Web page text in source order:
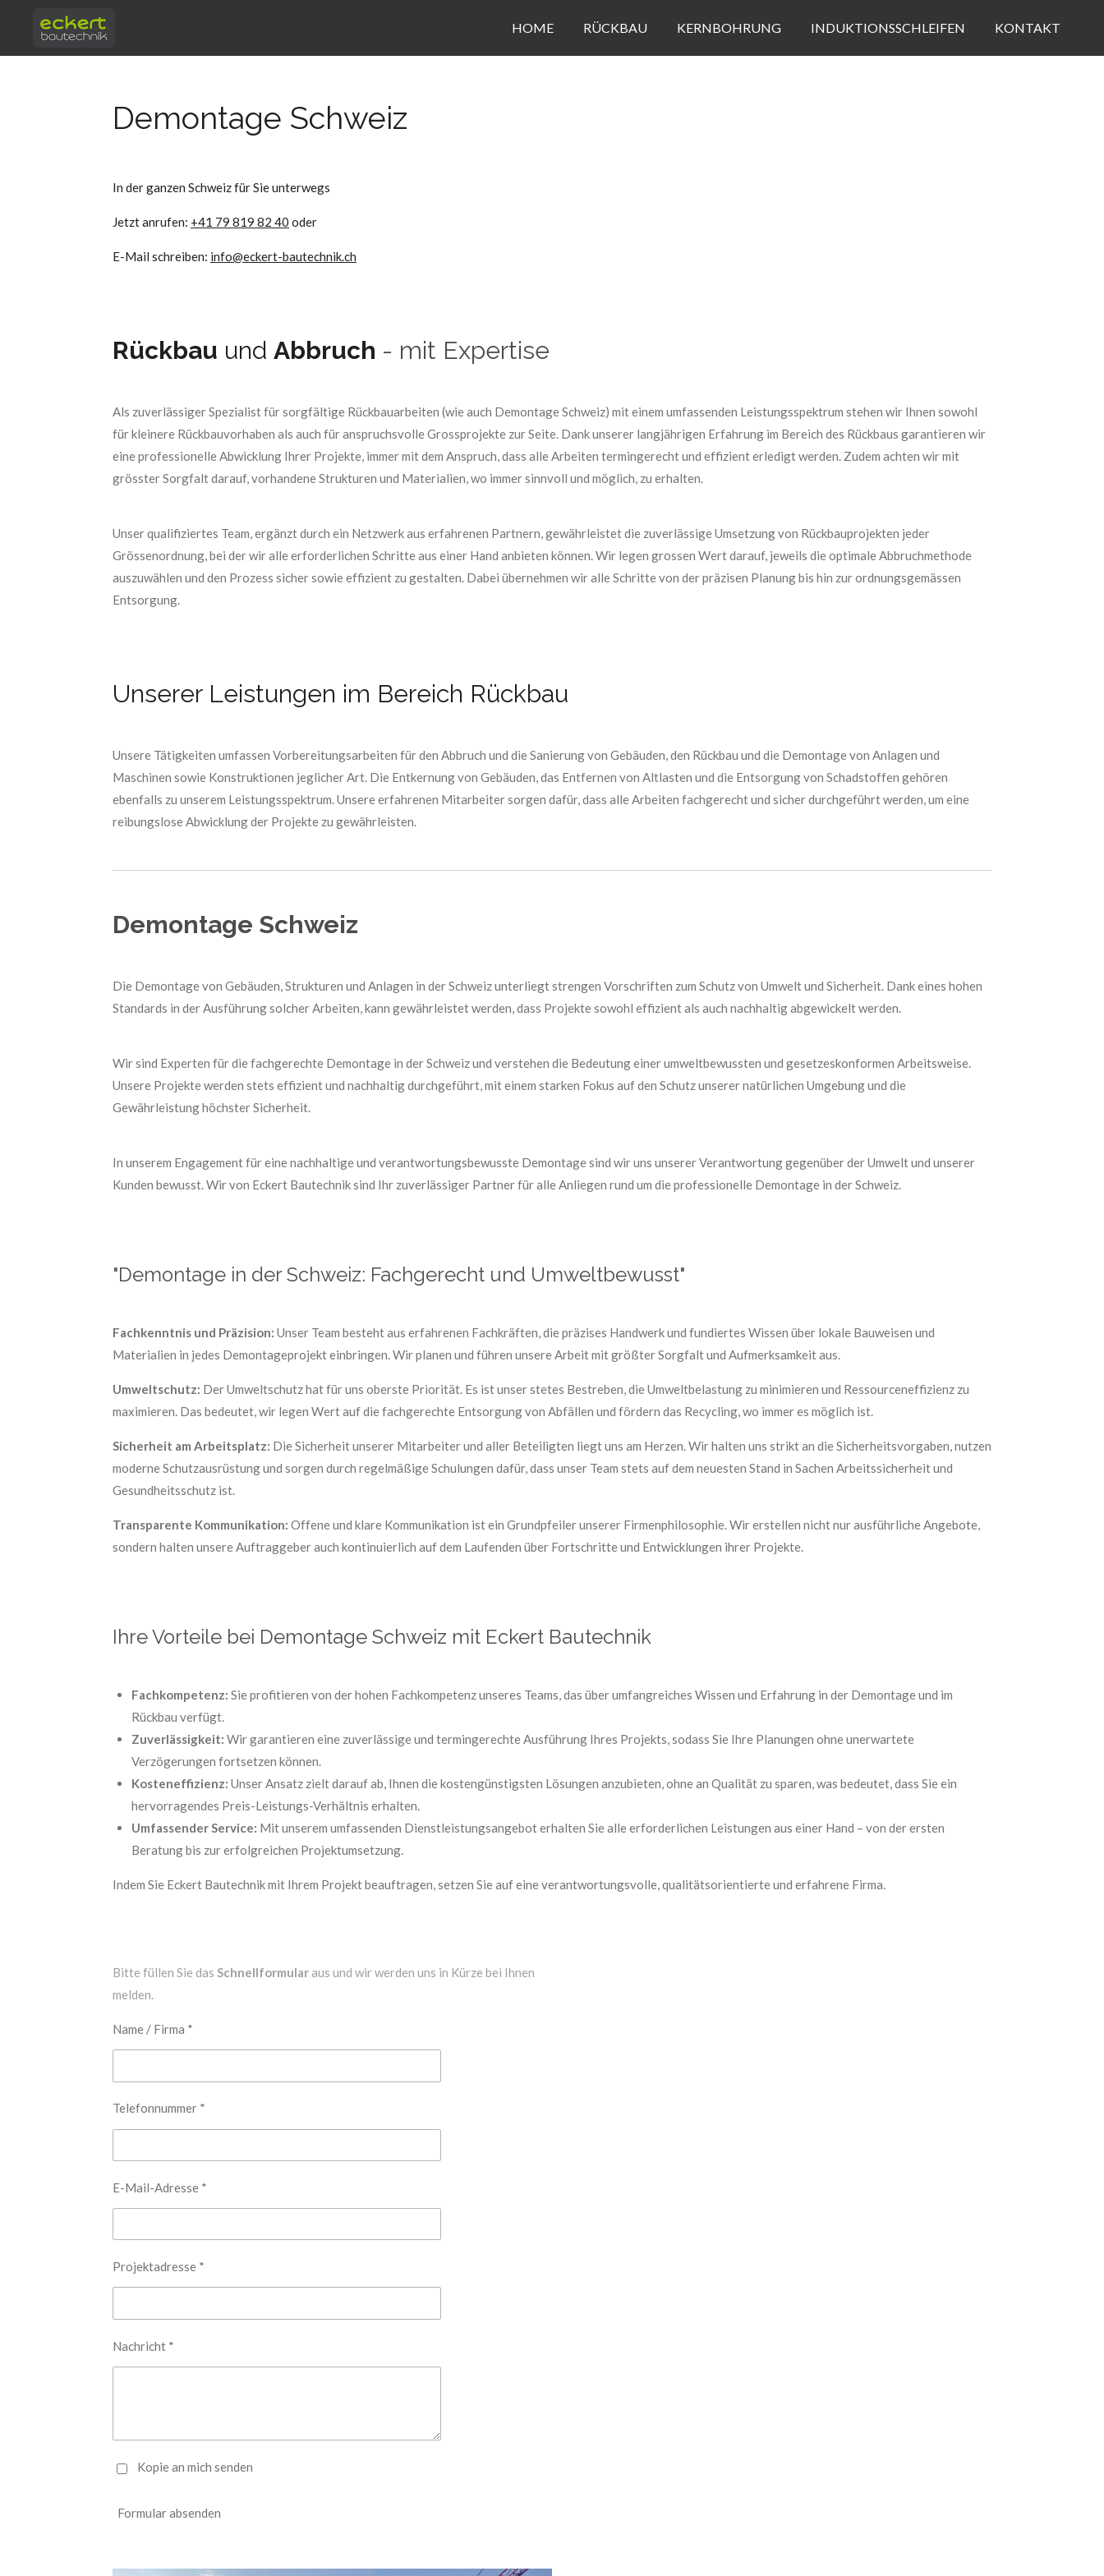
Hauptinhalt
HOME RÜCKBAU KERNBOHRUNG INDUKTIONSSCHLEIFEN KONTAKT
Demontage Schweiz
In der ganzen Schweiz für Sie unterwegs
Jetzt anrufen: +41 79 819 82 40 oder
E-Mail schreiben: info@eckert-bautechnik.ch
Rückbau und Abbruch - mit Expertise
Als zuverlässiger Spezialist für sorgfältige Rückbauarbeiten (wie auch Demontage Schweiz) mit einem umfassenden Leistungsspektrum stehen wir Ihnen sowohl
für kleinere Rückbauvorhaben als auch für anspruchsvolle Grossprojekte zur Seite. Dank unserer langjährigen Erfahrung im Bereich des Rückbaus garantieren wir
eine professionelle Abwicklung Ihrer Projekte, immer mit dem Anspruch, dass alle Arbeiten termingerecht und effizient erledigt werden. Zudem achten wir mit
grösster Sorgfalt darauf, vorhandene Strukturen und Materialien, wo immer sinnvoll und möglich, zu erhalten.
Unser qualifiziertes Team, ergänzt durch ein Netzwerk aus erfahrenen Partnern, gewährleistet die zuverlässige Umsetzung von Rückbauprojekten jeder
Grössenordnung, bei der wir alle erforderlichen Schritte aus einer Hand anbieten können. Wir legen grossen Wert darauf, jeweils die optimale Abbruchmethode
auszuwählen und den Prozess sicher sowie effizient zu gestalten. Dabei übernehmen wir alle Schritte von der präzisen Planung bis hin zur ordnungsgemässen
Entsorgung.
Unserer Leistungen im Bereich Rückbau
Unsere Tätigkeiten umfassen Vorbereitungsarbeiten für den Abbruch und die Sanierung von Gebäuden, den Rückbau und die Demontage von Anlagen und
Maschinen sowie Konstruktionen jeglicher Art. Die Entkernung von Gebäuden, das Entfernen von Altlasten und die Entsorgung von Schadstoffen gehören
ebenfalls zu unserem Leistungsspektrum. Unsere erfahrenen Mitarbeiter sorgen dafür, dass alle Arbeiten fachgerecht und sicher durchgeführt werden, um eine
reibungslose Abwicklung der Projekte zu gewährleisten.
Demontage Schweiz
Die Demontage von Gebäuden, Strukturen und Anlagen in der Schweiz unterliegt strengen Vorschriften zum Schutz von Umwelt und Sicherheit. Dank eines hohen
Standards in der Ausführung solcher Arbeiten, kann gewährleistet werden, dass Projekte sowohl effizient als auch nachhaltig abgewickelt werden.
Wir sind Experten für die fachgerechte Demontage in der Schweiz und verstehen die Bedeutung einer umweltbewussten und gesetzeskonformen Arbeitsweise.
Unsere Projekte werden stets effizient und nachhaltig durchgeführt, mit einem starken Fokus auf den Schutz unserer natürlichen Umgebung und die
Gewährleistung höchster Sicherheit.
In unserem Engagement für eine nachhaltige und verantwortungsbewusste Demontage sind wir uns unserer Verantwortung gegenüber der Umwelt und unserer
Kunden bewusst. Wir von Eckert Bautechnik sind Ihr zuverlässiger Partner für alle Anliegen rund um die professionelle Demontage in der Schweiz.
"Demontage in der Schweiz: Fachgerecht und Umweltbewusst"
Fachkenntnis und Präzision: Unser Team besteht aus erfahrenen Fachkräften, die präzises Handwerk und fundiertes Wissen über lokale Bauweisen und
Materialien in jedes Demontageprojekt einbringen. Wir planen und führen unsere Arbeit mit größter Sorgfalt und Aufmerksamkeit aus.
Umweltschutz: Der Umweltschutz hat für uns oberste Priorität. Es ist unser stetes Bestreben, die Umweltbelastung zu minimieren und Ressourceneffizienz zu
maximieren. Das bedeutet, wir legen Wert auf die fachgerechte Entsorgung von Abfällen und fördern das Recycling, wo immer es möglich ist.
Sicherheit am Arbeitsplatz: Die Sicherheit unserer Mitarbeiter und aller Beteiligten liegt uns am Herzen. Wir halten uns strikt an die Sicherheitsvorgaben, nutzen
moderne Schutzausrüstung und sorgen durch regelmäßige Schulungen dafür, dass unser Team stets auf dem neuesten Stand in Sachen Arbeitssicherheit und
Gesundheitsschutz ist.
Transparente Kommunikation: Offene und klare Kommunikation ist ein Grundpfeiler unserer Firmenphilosophie. Wir erstellen nicht nur ausführliche Angebote,
sondern halten unsere Auftraggeber auch kontinuierlich auf dem Laufenden über Fortschritte und Entwicklungen ihrer Projekte.
Ihre Vorteile bei Demontage Schweiz mit Eckert Bautechnik
Fachkompetenz: Sie profitieren von der hohen Fachkompetenz unseres Teams, das über umfangreiches Wissen und Erfahrung in der Demontage und im
Rückbau verfügt.
Zuverlässigkeit: Wir garantieren eine zuverlässige und termingerechte Ausführung Ihres Projekts, sodass Sie Ihre Planungen ohne unerwartete
Verzögerungen fortsetzen können.
Kosteneffizienz: Unser Ansatz zielt darauf ab, Ihnen die kostengünstigsten Lösungen anzubieten, ohne an Qualität zu sparen, was bedeutet, dass Sie ein
hervorragendes Preis-Leistungs-Verhältnis erhalten.
Umfassender Service: Mit unserem umfassenden Dienstleistungsangebot erhalten Sie alle erforderlichen Leistungen aus einer Hand – von der ersten
Beratung bis zur erfolgreichen Projektumsetzung.
Indem Sie Eckert Bautechnik mit Ihrem Projekt beauftragen, setzen Sie auf eine verantwortungsvolle, qualitätsorientierte und erfahrene Firma.
Bitte füllen Sie das Schnellformular aus und wir werden uns in Kürze bei Ihnen
melden.
Name / Firma *
Telefonnummer *
E-Mail-Adresse *
Projektadresse *
Nachricht *
Kopie an mich senden
Formular absenden